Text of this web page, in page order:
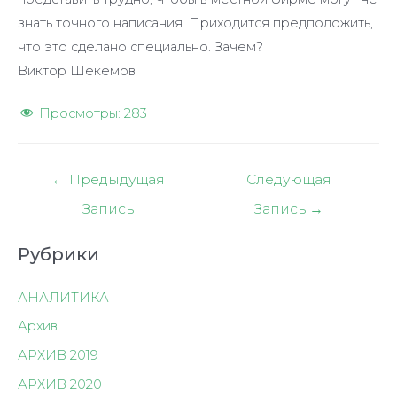
знать точного написания. Приходится предположить,
что это сделано специально. Зачем?
Виктор Шекемов
Просмотры: 283
Навигация
← Предыдущая
Запись
Следующая
Запись →
Рубрики
АНАЛИТИКА
Архив
АРХИВ 2019
АРХИВ 2020